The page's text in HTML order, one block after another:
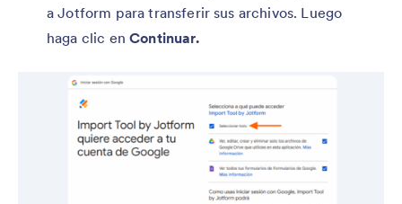
a Jotform para transferir sus archivos. Luego
haga clic enContinuar.